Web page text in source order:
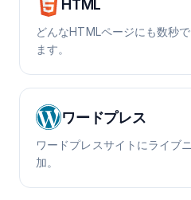
HTML
どんなHTMLページにも数秒
ます。
ワードプレス
ワードプレスサイトにライブ
加。